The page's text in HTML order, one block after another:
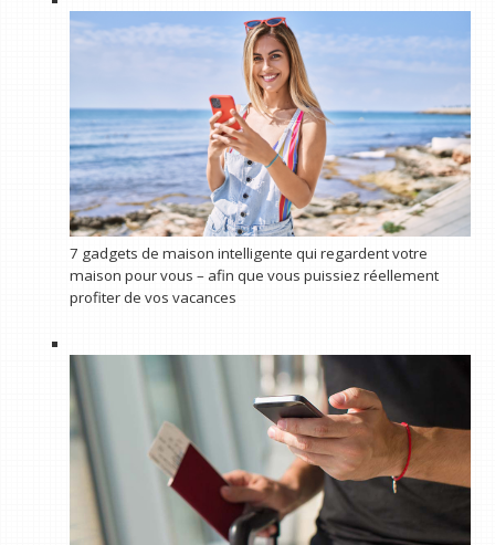
7 gadgets de maison intelligente qui regardent votre
maison pour vous – afin que vous puissiez réellement
profiter de vos vacances